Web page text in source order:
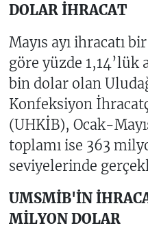
DOLAR İHRACAT
Mayıs ayı ihracatı
göre yüzde
bin dolar olan
Konfeksiyon
(UHKİB), Ocak-
toplamı ise 363
seviyelerinde
UMSMİB'İN
MİLYON DOLAR